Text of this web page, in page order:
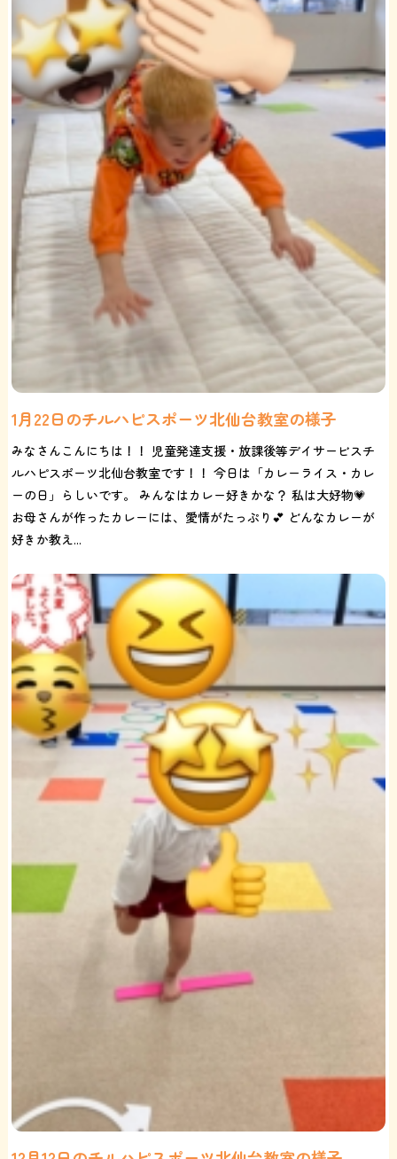
1月22日のチルハピスポーツ北仙台教室の様子
みなさんこんにちは！！ 児童発達支援・放課後等デイサービスチ
ルハピスポーツ北仙台教室です！！ 今日は「カレーライス・カレ
ーの日」らしいです。 みんなはカレー好きかな？ 私は大好物💗
お母さんが作ったカレーには、愛情がたっぷり💕 どんなカレーが
好きか教え...